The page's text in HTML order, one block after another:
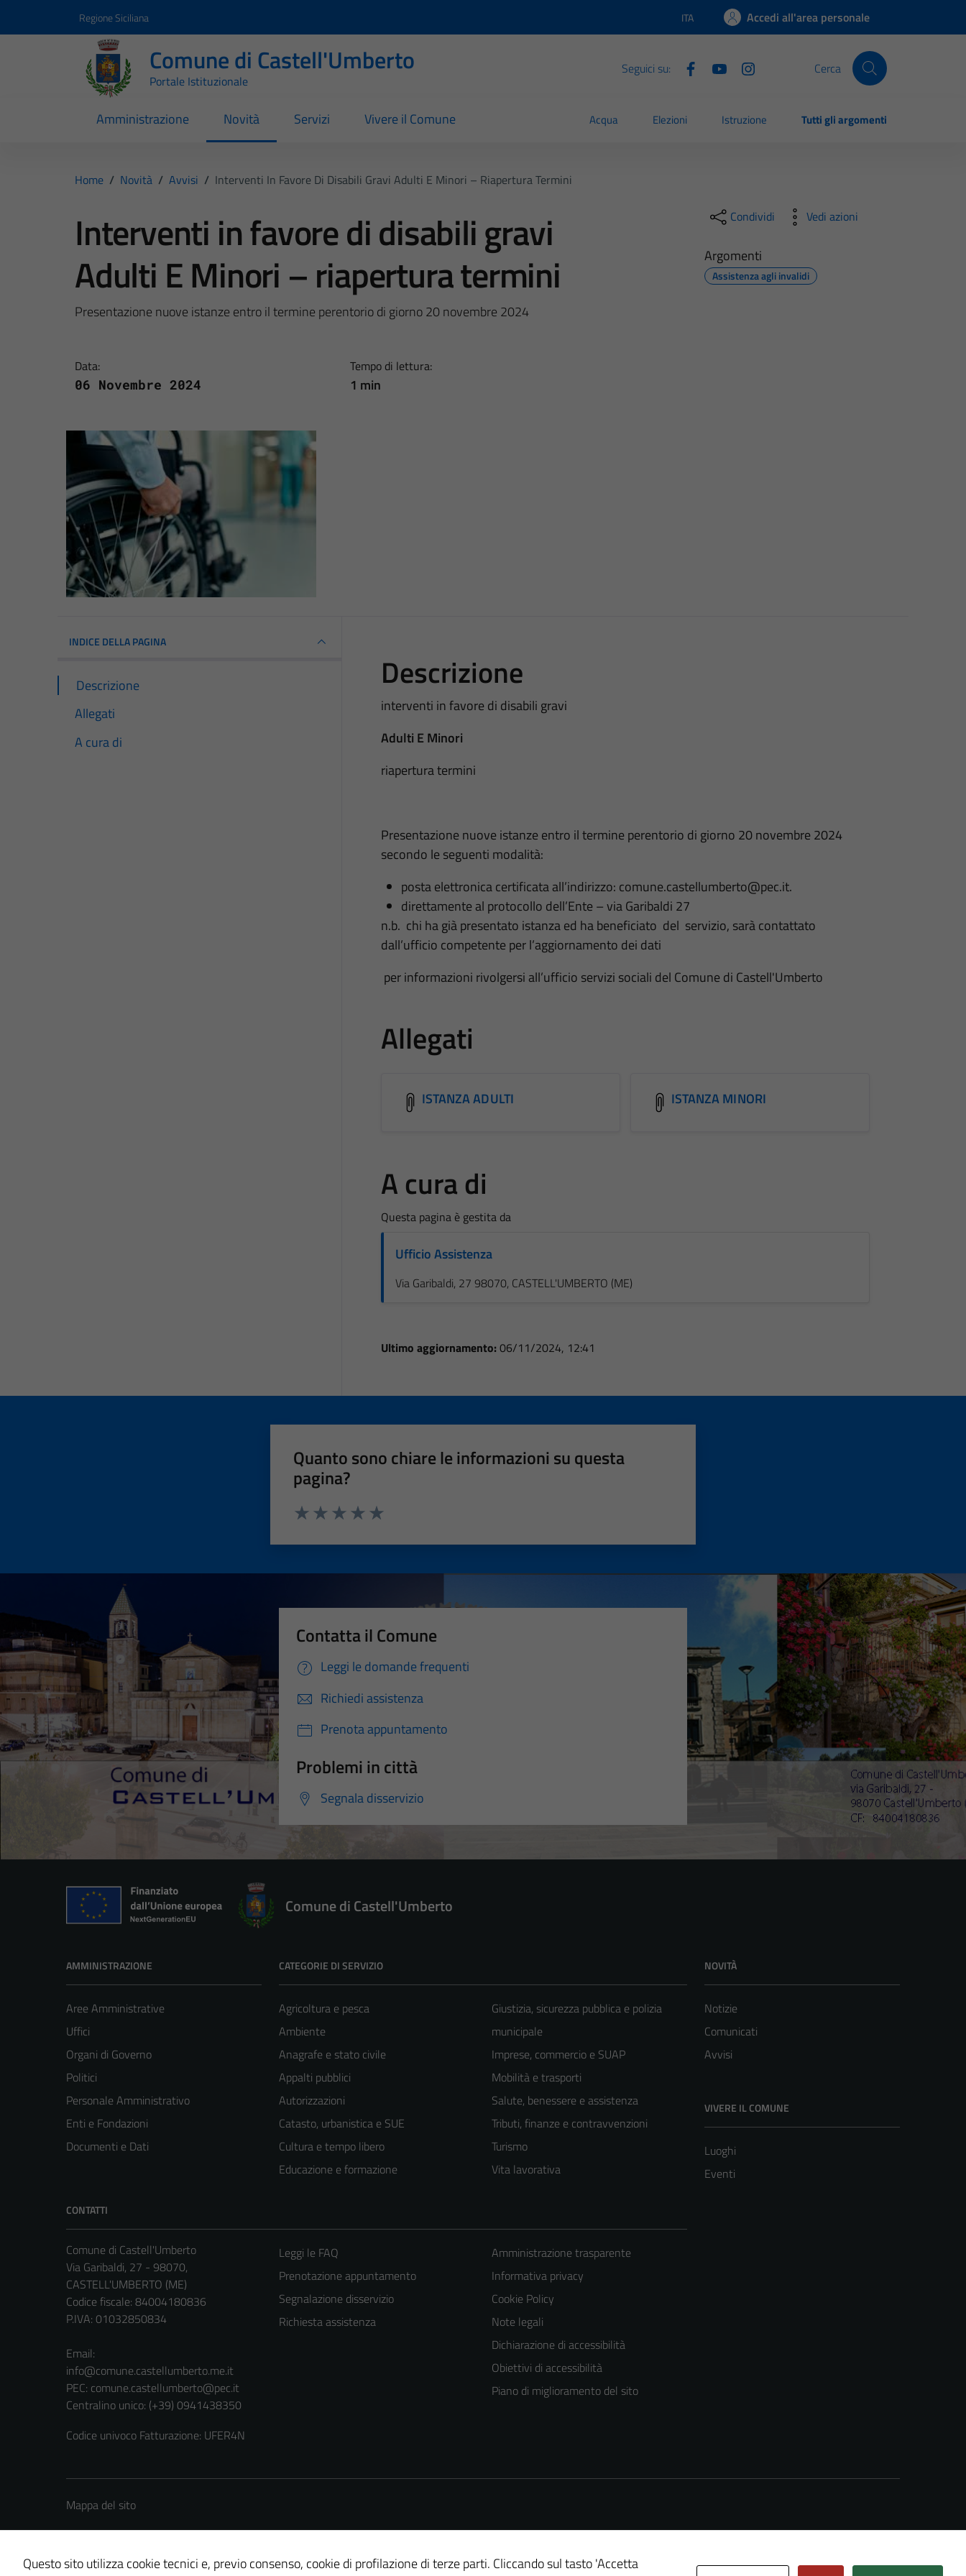
Regione Siciliana Lingua attiva:
ITA Accedi all'area personale
Comune di Castell'Umberto
Portale Istituzionale
Seguici su: Cerca
Amministrazione Novità Servizi Vivere il Comune Acqua Elezioni Istruzione Tutti gli argomenti
Home / Novità / Avvisi / Interventi In Favore Di Disabili Gravi Adulti E Minori – Riapertura Termini
Interventi in favore di disabili gravi
Adulti E Minori – riapertura termini
Presentazione nuove istanze entro il termine perentorio di giorno 20 novembre 2024
Data:
06 Novembre 2024
Tempo di lettura:
1 min
Condividi Vedi azioni
Argomenti
Assistenza agli invalidi
INDICE DELLA PAGINA
Descrizione
Allegati
A cura di
Descrizione
interventi in favore di disabili gravi
Adulti E Minori
riapertura termini
Presentazione nuove istanze entro il termine perentorio di giorno 20 novembre 2024
secondo le seguenti modalità:
posta elettronica certificata all’indirizzo: comune.castellumberto@pec.it.
direttamente al protocollo dell’Ente – via Garibaldi 27
n.b. chi ha già presentato istanza ed ha beneficiato del servizio, sarà contattato
dall’ufficio competente per l’aggiornamento dei dati
per informazioni rivolgersi all’ufficio servizi sociali del Comune di Castell'Umberto
Allegati
ISTANZA ADULTI ISTANZA MINORI
A cura di
Questa pagina è gestita da
Ufficio Assistenza
Via Garibaldi, 27 98070, CASTELL'UMBERTO (ME)
Ultimo aggiornamento: 06/11/2024, 12:41
Quanto sono chiare le informazioni su questa
pagina?
Contatta il Comune
Leggi le domande frequenti
Richiedi assistenza
Prenota appuntamento
Problemi in città
Segnala disservizio
Comune di Castell'Umberto
AMMINISTRAZIONE
Aree Amministrative
Uffici
Organi di Governo
Politici
Personale Amministrativo
Enti e Fondazioni
Documenti e Dati
CATEGORIE DI SERVIZIO
Agricoltura e pesca
Ambiente
Anagrafe e stato civile
Appalti pubblici
Autorizzazioni
Catasto, urbanistica e SUE
Cultura e tempo libero
Educazione e formazione
Giustizia, sicurezza pubblica e polizia
municipale
Imprese, commercio e SUAP
Mobilità e trasporti
Salute, benessere e assistenza
Tributi, finanze e contravvenzioni
Turismo
Vita lavorativa
NOVITÀ
Notizie
Comunicati
Avvisi
VIVERE IL COMUNE
Luoghi
Eventi
CONTATTI
Comune di Castell'Umberto
Via Garibaldi, 27 - 98070,
CASTELL'UMBERTO (ME)
Codice fiscale: 84004180836
P.IVA: 01032850834
Email:
info@comune.castellumberto.me.it
PEC: comune.castellumberto@pec.it
Centralino unico: (+39) 0941438350
Codice univoco Fatturazione: UFER4N
Leggi le FAQ
Prenotazione appuntamento
Segnalazione disservizio
Richiesta assistenza
Amministrazione trasparente
Informativa privacy
Cookie Policy
Note legali
Dichiarazione di accessibilità
Obiettivi di accessibilità
Piano di miglioramento del sito
Mappa del sito
Questo sito utilizza cookie tecnici e, previo consenso, cookie di profilazione di terze parti. Cliccando sul tasto 'Accetta
funzionamento
disabilitati.